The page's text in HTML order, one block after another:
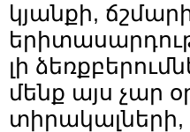
կյանքի,
լի
մենք այս չար